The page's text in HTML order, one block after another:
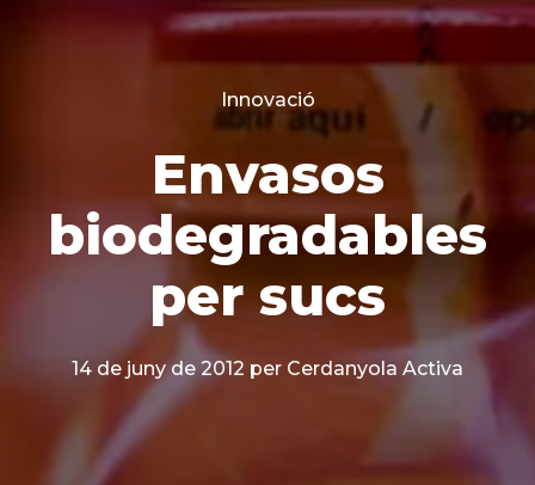
Categories
Innovació
Envasos
biodegradables
per sucs
14 de juny de 2012 per Cerdanyola Activa